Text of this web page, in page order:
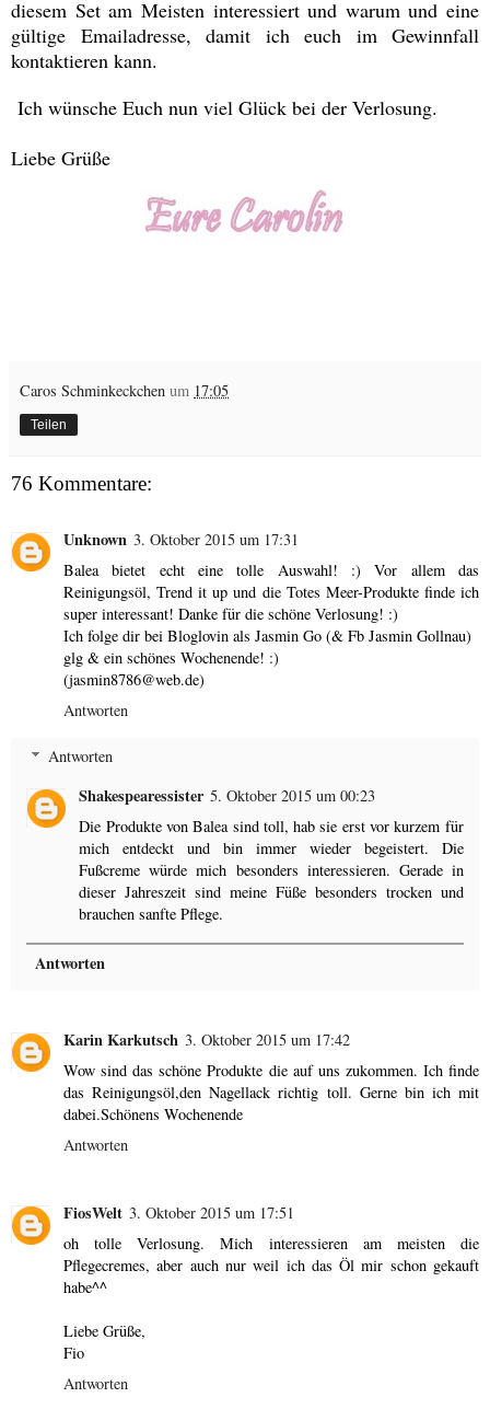
diesem Set am Meisten interessiert und warum und eine
gültige Emailadresse, damit ich euch im Gewinnfall
kontaktieren kann.
Ich wünsche Euch nun viel Glück bei der Verlosung.
Liebe Grüße
Caros Schminkeckchen um 17:05
Teilen
76 Kommentare:
Unknown 3. Oktober 2015 um 17:31
Balea bietet echt eine tolle Auswahl! :) Vor allem das
Reinigungsöl, Trend it up und die Totes Meer-Produkte finde ich
super interessant! Danke für die schöne Verlosung! :)
Ich folge dir bei Bloglovin als Jasmin Go (& Fb Jasmin Gollnau)
glg & ein schönes Wochenende! :)
(jasmin8786@web.de)
Antworten
Antworten
Shakespearessister 5. Oktober 2015 um 00:23
Die Produkte von Balea sind toll, hab sie erst vor kurzem für
mich entdeckt und bin immer wieder begeistert. Die
Fußcreme würde mich besonders interessieren. Gerade in
dieser Jahreszeit sind meine Füße besonders trocken und
brauchen sanfte Pflege.
Antworten
Karin Karkutsch 3. Oktober 2015 um 17:42
Wow sind das schöne Produkte die auf uns zukommen. Ich finde
das Reinigungsöl,den Nagellack richtig toll. Gerne bin ich mit
dabei.Schönens Wochenende
Antworten
FiosWelt 3. Oktober 2015 um 17:51
oh tolle Verlosung. Mich interessieren am meisten die
Pflegecremes, aber auch nur weil ich das Öl mir schon gekauft
habe^^
Liebe Grüße,
Fio
Antworten